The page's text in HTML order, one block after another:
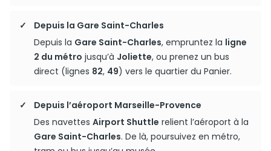
Depuis la Gare Saint-Charles
Depuis la Gare Saint-Charles, empruntez la ligne
2 du métro jusqu’à Joliette, ou prenez un bus
direct (lignes 82, 49) vers le quartier du Panier.
Depuis l’aéroport Marseille-Provence
Des navettes Airport Shuttle relient l’aéroport à la
Gare Saint-Charles. De là, poursuivez en métro,